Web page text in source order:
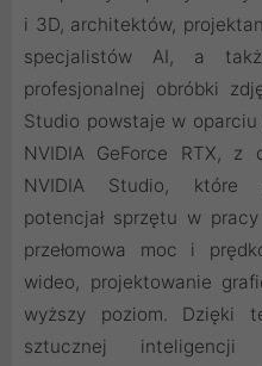
i 3D, architektów,
specjalistów AI, a
profesjonalnej obróbki
Studio powstaje w
NVIDIA GeForce RTX, z
NVIDIA Studio, które
potencjał sprzętu w
przełomowa moc i
wideo, projektowanie
wyższy poziom. Dzięki
sztucznej